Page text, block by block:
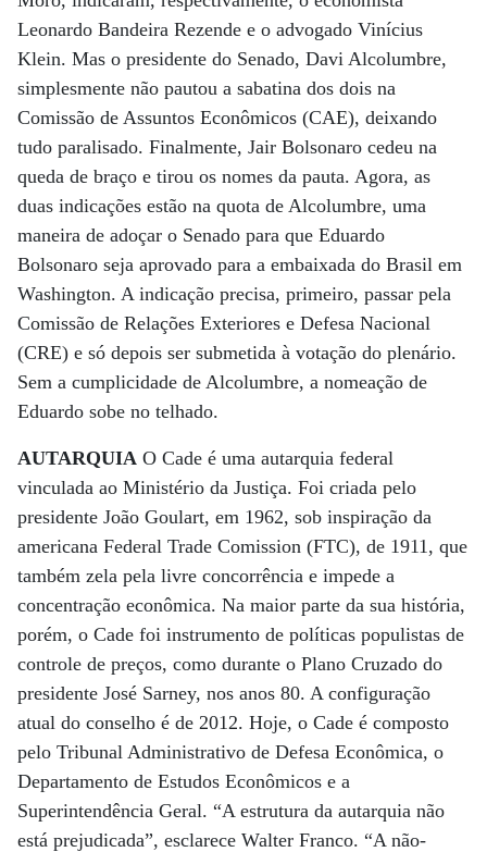
Leonardo Bandeira Rezende e o advogado Vinícius
Klein. Mas o presidente do Senado, Davi Alcolumbre,
simplesmente não pautou a sabatina dos dois na
Comissão de Assuntos Econômicos (CAE), deixando
tudo paralisado. Finalmente, Jair Bolsonaro cedeu na
queda de braço e tirou os nomes da pauta. Agora, as
duas indicações estão na quota de Alcolumbre, uma
maneira de adoçar o Senado para que Eduardo
Bolsonaro seja aprovado para a embaixada do Brasil em
Washington. A indicação precisa, primeiro, passar pela
Comissão de Relações Exteriores e Defesa Nacional
(CRE) e só depois ser submetida à votação do plenário.
Sem a cumplicidade de Alcolumbre, a nomeação de
Eduardo sobe no telhado.
AUTARQUIA O Cade é uma autarquia federal
vinculada ao Ministério da Justiça. Foi criada pelo
presidente João Goulart, em 1962, sob inspiração da
americana Federal Trade Comission (FTC), de 1911, que
também zela pela livre concorrência e impede a
concentração econômica. Na maior parte da sua história,
porém, o Cade foi instrumento de políticas populistas de
controle de preços, como durante o Plano Cruzado do
presidente José Sarney, nos anos 80. A configuração
atual do conselho é de 2012. Hoje, o Cade é composto
pelo Tribunal Administrativo de Defesa Econômica, o
Departamento de Estudos Econômicos e a
Superintendência Geral. “A estrutura da autarquia não
está prejudicada”, esclarece Walter Franco. “A não-